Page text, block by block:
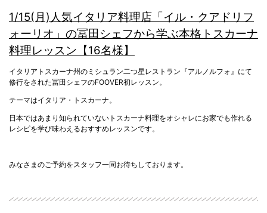
1/15(月)人気イタリア料理店「イル・クアドリフ
ォーリオ」の冨田シェフから学ぶ本格トスカーナ
料理レッスン【16名様】
イタリアトスカーナ州のミシュラン二つ星レストラン『アルノルフォ』にて
修行をされた冨田シェフのFOOVER初レッスン。
テーマはイタリア・トスカーナ。
日本ではあまり知られていないトスカーナ料理をオシャレにお家でも作れる
レシピを学び味わえるおすすめレッスンです。
みなさまのご予約をスタッフ一同お待ちしております。